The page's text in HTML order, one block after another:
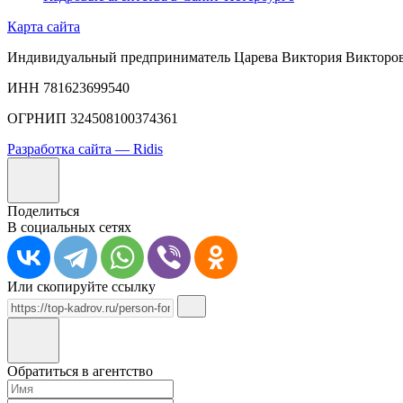
Карта сайта
Индивидуальный предприниматель Царева Виктория
ИНН 781623699540
ОГРНИП 324508100374361
Разработка сайта — Ridis
Поделиться
В социальных сетях
Или скопируйте ссылку
Обратиться в агентство